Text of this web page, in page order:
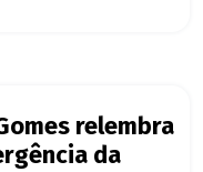
relembra
da